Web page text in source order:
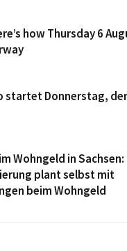
how Thursday 6
startet Donnerstag,
Wohngeld in Sachsen:
plant selbst mit
beim Wohngeld